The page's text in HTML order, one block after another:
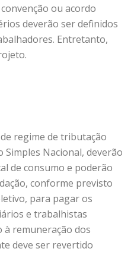
ou acordo
deverão ser definidos
Entretanto,
regime de tributação
Nacional, deverão
de consumo e poderão
conforme previsto
para pagar os
e trabalhistas
à remuneração dos
deve ser revertido